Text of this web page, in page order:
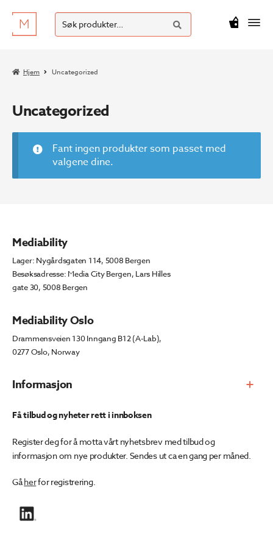
Hopp
til
Hopp
til
Søk
etter:
SØK
kr0
Hjem Uncategorized
Uncategorized
Fant ingen produkter som passet med
valgene dine.
Informasjon
Mediability
Lager: Nygårdsgaten 114, 5008 Bergen
Besøksadresse: Media City Bergen, Lars Hilles
gate 30, 5008 Bergen
Mediability Oslo
Drammensveien 130 Inngang B12 (A-Lab),
0277 Oslo, Norway
Få tilbud og nyheter rett i innboksen
Register deg for å motta vårt nyhetsbrev med tilbud og
informasjon om nye produkter. Sendes ut ca en gang per måned.
Gåherfor registrering.